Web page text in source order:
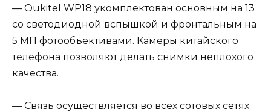
— Oukitel WP18 укомплектован основным на 13
со светодиодной вспышкой и фронтальным на
5 МП фотообъективами. Камеры китайского
телефона позволяют делать снимки неплохого
качества.
— Связь осуществляется во всех сотовых сетях